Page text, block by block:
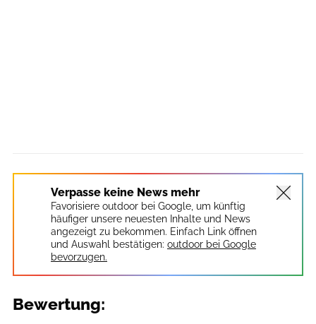
Verpasse keine News mehr
Favorisiere outdoor bei Google, um künftig
häufiger unsere neuesten Inhalte und News
angezeigt zu bekommen. Einfach Link öffnen
und Auswahl bestätigen: outdoor bei Google
bevorzugen.
Bewertung: